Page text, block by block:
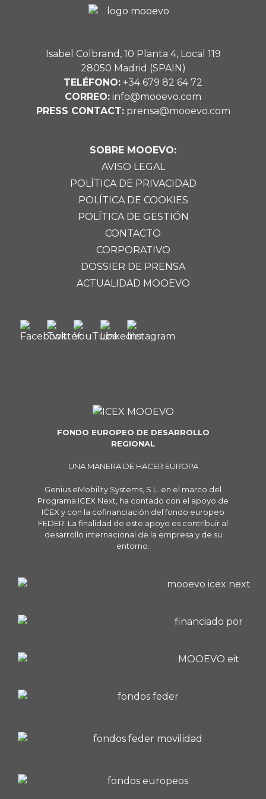
Isabel Colbrand, 10 Planta 4, Local 119
28050 Madrid (SPAIN)
TELÉFONO: +34 679 82 64 72
CORREO: info@mooevo.com
PRESS CONTACT:prensa@mooevo.com
SOBRE MOOEVO:
AVISO LEGAL
POLÍTICA DE PRIVACIDAD
POLÍTICA DE COOKIES
POLÍTICA DE GESTIÓN
CONTACTO
CORPORATIVO
DOSSIER DE PRENSA
ACTUALIDAD MOOEVO
FONDO EUROPEO DE DESARROLLO
REGIONAL
UNA MANERA DE HACER EUROPA
Genius eMobility Systems, S.L. en el marco del
Programa ICEX Next, ha contado con el apoyo de
ICEX y con la cofinanciación del fondo europeo
FEDER. La finalidad de este apoyo es contribuir al
desarrollo internacional de la empresa y de su
entorno.